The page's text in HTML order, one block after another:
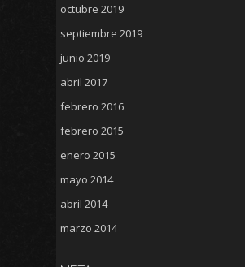
octubre 2019
septiembre 2019
junio 2019
abril 2017
febrero 2016
febrero 2015
enero 2015
mayo 2014
abril 2014
marzo 2014